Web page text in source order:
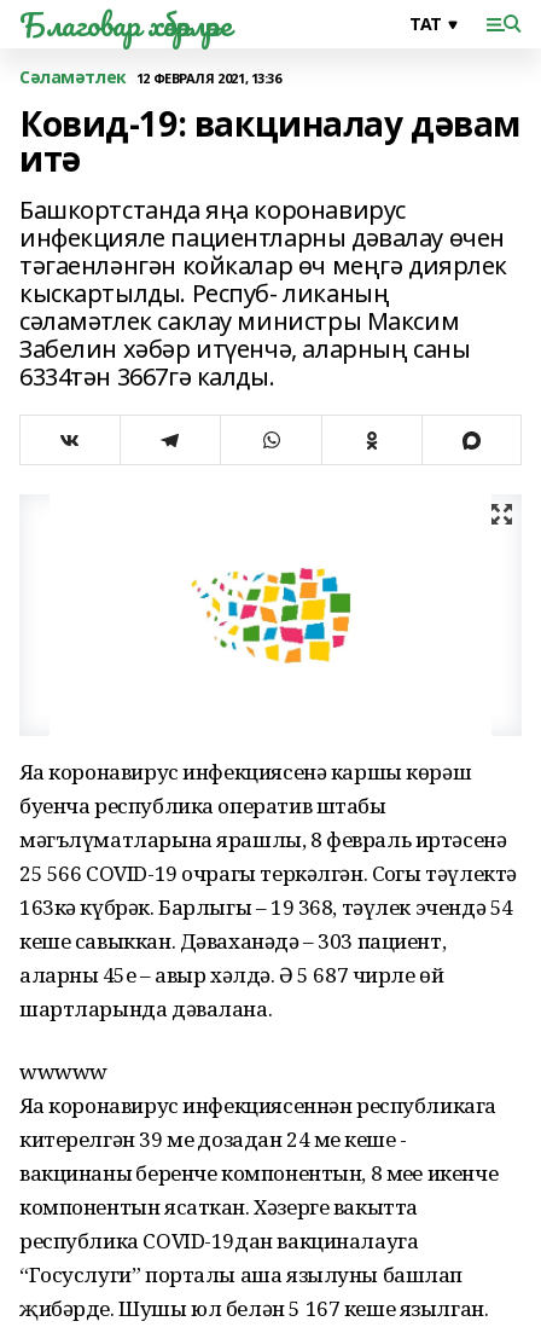
Благовар хәбәрләре
Сәламәтлек 12 ФЕВРАЛЯ 2021, 13:36
Ковид-19: вакциналау дәвам
итә
Башкортстанда яңа коронавирус
инфекцияле пациентларны дәвалау өчен
тәгаенләнгән койкалар өч меңгә диярлек
кыскартылды. Респуб- ликаның
сәламәтлек саклау министры Максим
Забелин хәбәр итүенчә, аларның саны
6334тән 3667гә калды.
Яңа коронавирус инфекциясенә каршы көрәш
буенча республика оператив штабы
мәгълүматларына ярашлы, 8 февраль иртәсенә
25 566 COVID-19 очрагы теркәлгән. Соңгы тәүлектә
163кә күбрәк. Барлыгы – 19 368, тәүлек эчендә 54
кеше савыккан. Дәваханәдә – 303 пациент,
аларның 45е – авыр хәлдә. Ә 5 687 чирле өй
шартларында дәвалана.
wwwww
Яңа коронавирус инфекция­сеннән республикага
китерелгән 39 мең дозадан 24 мең кеше -
вакцинаның беренче компонентын, 8 меңе икенче
компонентын ясаткан. Хәзерге вакытта
республика COVID-19дан вакциналауга
“Госуслуги” порталы аша язылуны башлап
җибәрде. Шушы юл белән 5 167 кеше язылган.